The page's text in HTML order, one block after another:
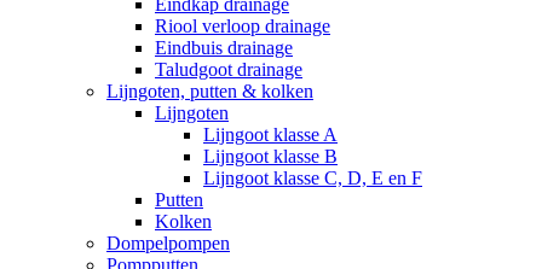
Eindkap drainage
Riool verloop drainage
Eindbuis drainage
Taludgoot drainage
Lijngoten, putten & kolken
Lijngoten
Lijngoot klasse A
Lijngoot klasse B
Lijngoot klasse C, D, E en F
Putten
Kolken
Dompelpompen
Pompputten